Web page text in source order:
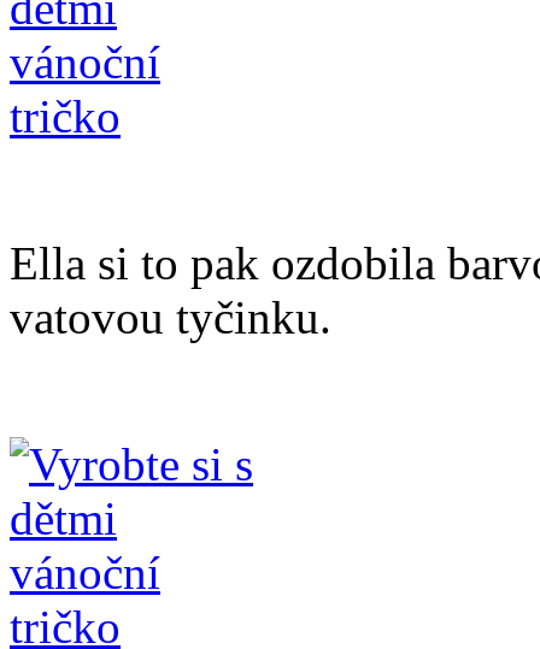
Ella si to pak ozdobila
vatovou tyčinku.